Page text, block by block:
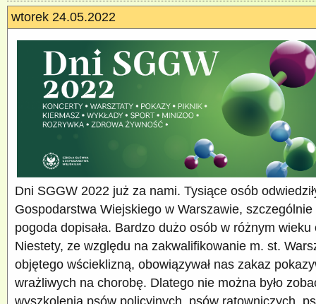
wtorek 24.05.2022
Dni SGGW 2022 już za nami. Tysiące osób
Gospodarstwa Wiejskiego w Warszawie,
pogoda dopisała. Bardzo dużo osób w różnym wieku
Niestety, ze względu na zakwalifikowanie m. st.
objętego wścieklizną, obowiązywał nas zakaz
wrażliwych na chorobę. Dlatego nie można było
wyszkolenia psów policyjnych, psów ratowniczych,